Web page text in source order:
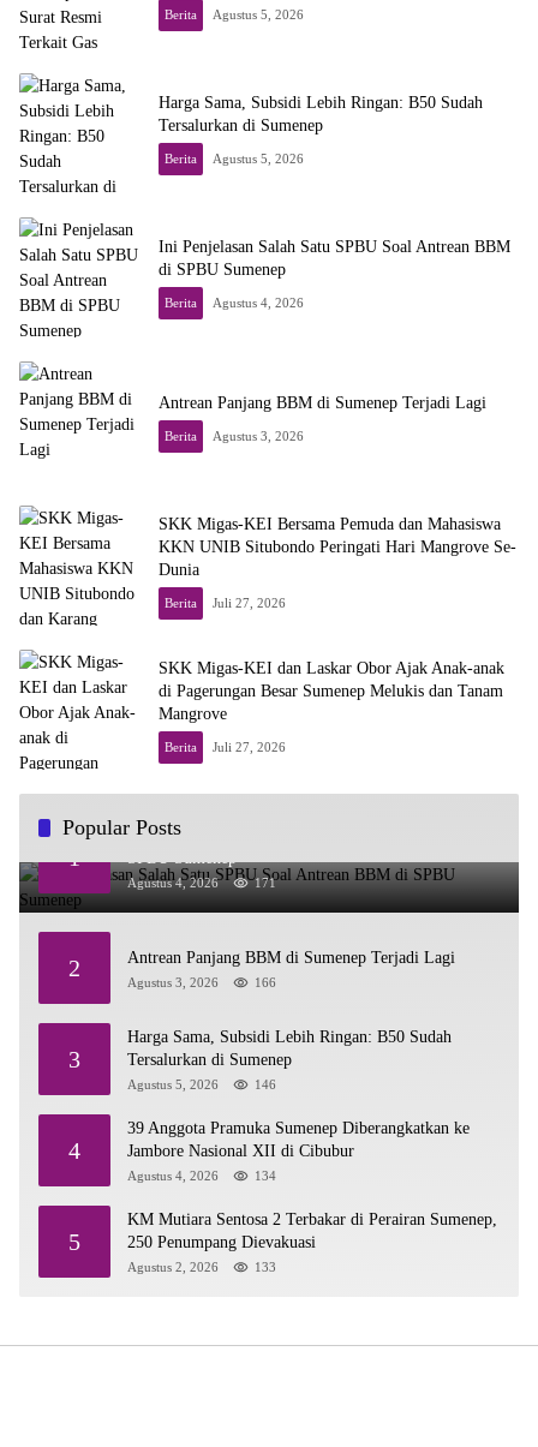
Berita Agustus 5, 2026
Harga Sama, Subsidi Lebih Ringan: B50 Sudah
Tersalurkan di Sumenep
Berita Agustus 5, 2026
Ini Penjelasan Salah Satu SPBU Soal Antrean BBM
di SPBU Sumenep
Berita Agustus 4, 2026
Antrean Panjang BBM di Sumenep Terjadi Lagi
Berita Agustus 3, 2026
SKK Migas-KEI Bersama Pemuda dan Mahasiswa
KKN UNIB Situbondo Peringati Hari Mangrove Se-
Dunia
Berita Juli 27, 2026
SKK Migas-KEI dan Laskar Obor Ajak Anak-anak
di Pagerungan Besar Sumenep Melukis dan Tanam
Mangrove
Berita Juli 27, 2026
Popular Posts
1
Ini Penjelasan Salah Satu SPBU Soal Antrean BBM di
SPBU Sumenep
Agustus 4, 2026 171
2 Antrean Panjang BBM di Sumenep Terjadi Lagi
Agustus 3, 2026 166
3
Harga Sama, Subsidi Lebih Ringan: B50 Sudah
Tersalurkan di Sumenep
Agustus 5, 2026 146
4
39 Anggota Pramuka Sumenep Diberangkatkan ke
Jambore Nasional XII di Cibubur
Agustus 4, 2026 134
5
KM Mutiara Sentosa 2 Terbakar di Perairan Sumenep,
250 Penumpang Dievakuasi
Agustus 2, 2026 133